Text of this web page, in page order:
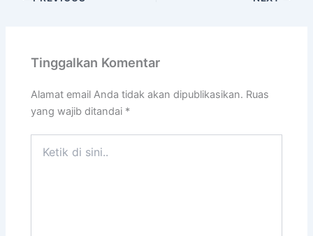
Tinggalkan Komentar
Alamat email Anda tidak akan dipublikasikan. Ruas
yang wajib ditandai *